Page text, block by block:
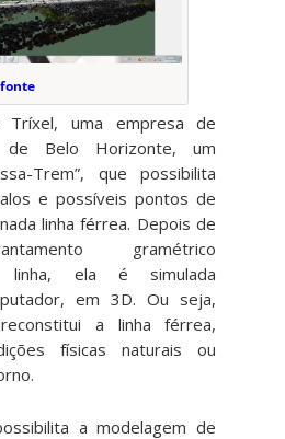
fonte
Tríxel, uma empresa de
de Belo Horizonte, um
Trem”, que possibilita
e possíveis pontos de
linha férrea. Depois de
gramétrico
linha, ela é simulada
em 3D. Ou seja,
a linha férrea,
físicas naturais ou
a modelagem de